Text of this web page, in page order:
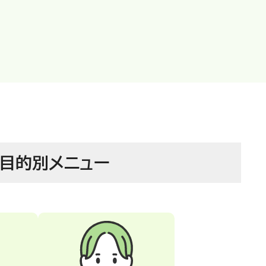
的別 メニュー